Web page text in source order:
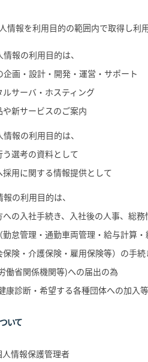
情報を利用目的の範囲内で取得し利
報の利用目的は、
画・設計・開発・運営・サポート
サーバ・ホスティング
新サービスのご案内
報の利用目的は、
選考の資料として
用に関する情報提供として
の利用目的は、
の入社手続き、入社後の人事、総務
怠管理・通勤車両管理・給与計算・
険・介護保険・雇用保険等）の手続
省関係機関等)への届出の為
診断・希望する各種団体への加入
いて
人情報保護管理者